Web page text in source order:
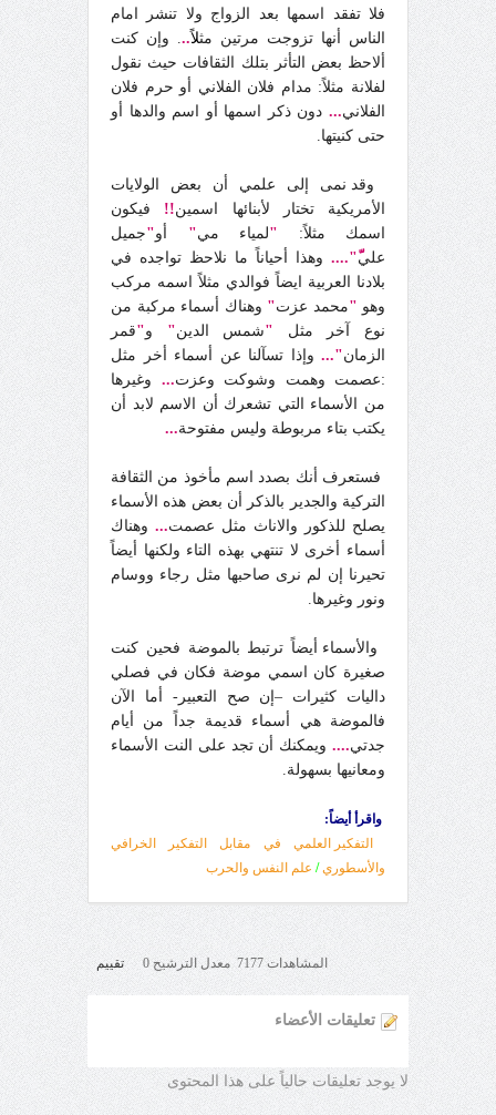
فلا تفقد اسمها بعد الزواج ولا تنشر امام
الناس أنها تزوجت مرتين مثل... وإن كنت
ألاحظ بعض التأثر بتلك الثقافات حيث نقول
لفلانة مثلاً: مدام فلان الفلاني أو حرم فلان
الفلاني... دون ذكر اسمها أو اسم والدها أو
حتى كنيتها.
وقد نمى إلى علمي أن بعض الولايات
الأمريكية تختار لأبنائها اسمين!! فيكون
اسمك مثلاً: "لمياء مي" أو"جميل
عليّ".... وهذا أحياناً ما نلاحظ تواجده في
بلادنا العربية ايضاً فوالدي مثلاً اسمه مركب
وهو "محمد عزت" وهناك أسماء مركبة من
نوع آخر مثل "شمس الدين" و"قمر
الزمان"
... وإذا تسآلنا عن أسماء أخر مثل
:عصمت وهمت وشوكت وعزت... وغيرها
من الأسماء التي تشعرك أن الاسم لابد أن
يكتب بتاء مربوطة وليس مفتوحة...
فستعرف أنك بصدد اسم مأخوذ من الثقافة
التركية والجدير بالذكر أن بعض هذه الأسماء
يصلح للذكور والاناث مثل عصمت... وهناك
أسماء أخرى لا تنتهي بهذه التاء ولكنها أيضاً
تحيرنا إن لم نرى صاحبها مثل رجاء ووسام
ونور وغيرها.
والأسماء أيضاً ترتبط بالموضة فحين كنت
صغيرة كان اسمي موضة فكان في فصلي
داليات كثيرات –إن صح التعبير- أما الآن
فالموضة هي أسماء قديمة جداً من أيام
جدتي.... ويمكنك أن تجد على النت الأسماء
ومعانيها بسهولة.
واقرأ أيضاً:
التفكير العلمي في مقابل التفكير الخرافي
والأسطوري / علم النفس والحرب
المشاهدات 7177 معدل الترشيح 0 تقييم
تعليقات الأعضاء
لا يوجد تعليقات حالياً على هذا المحتوى